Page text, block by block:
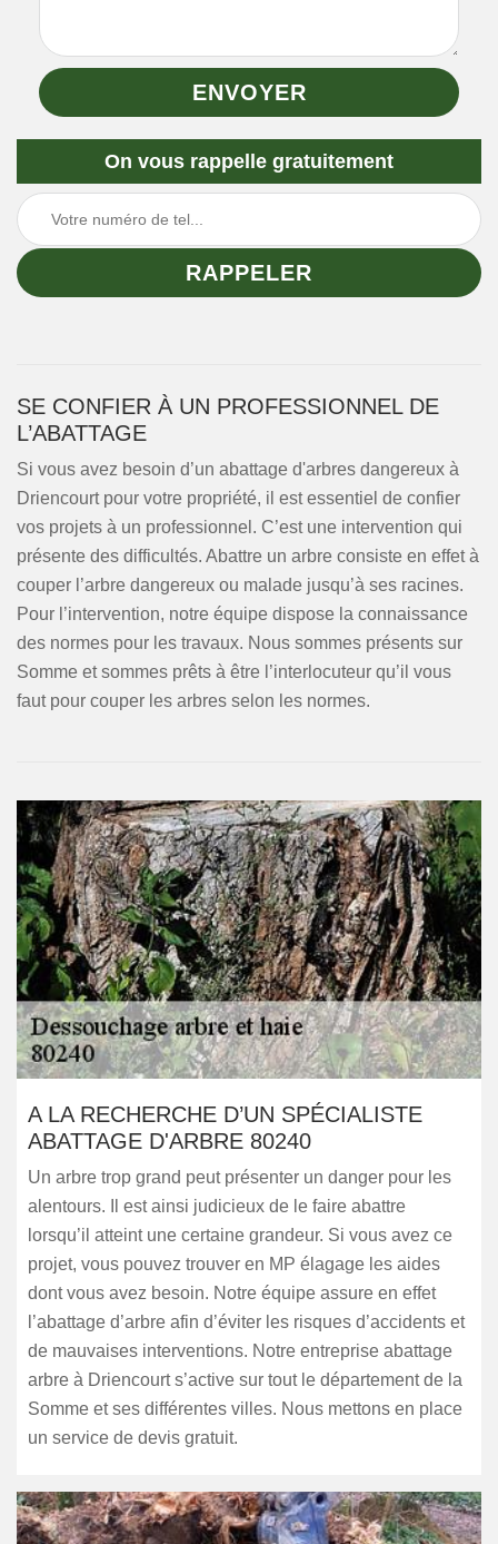
On vous rappelle gratuitement
SE CONFIER À UN PROFESSIONNEL DE
L’ABATTAGE
Si vous avez besoin d’un abattage d'arbres dangereux à
Driencourt pour votre propriété, il est essentiel de confier
vos projets à un professionnel. C’est une intervention qui
présente des difficultés. Abattre un arbre consiste en effet à
couper l’arbre dangereux ou malade jusqu’à ses racines.
Pour l’intervention, notre équipe dispose la connaissance
des normes pour les travaux. Nous sommes présents sur
Somme et sommes prêts à être l’interlocuteur qu’il vous
faut pour couper les arbres selon les normes.
A LA RECHERCHE D’UN SPÉCIALISTE
ABATTAGE D'ARBRE 80240
Un arbre trop grand peut présenter un danger pour les
alentours. Il est ainsi judicieux de le faire abattre
lorsqu’il atteint une certaine grandeur. Si vous avez ce
projet, vous pouvez trouver en MP élagage les aides
dont vous avez besoin. Notre équipe assure en effet
l’abattage d’arbre afin d’éviter les risques d’accidents et
de mauvaises interventions. Notre entreprise abattage
arbre à Driencourt s’active sur tout le département de la
Somme et ses différentes villes. Nous mettons en place
un service de devis gratuit.